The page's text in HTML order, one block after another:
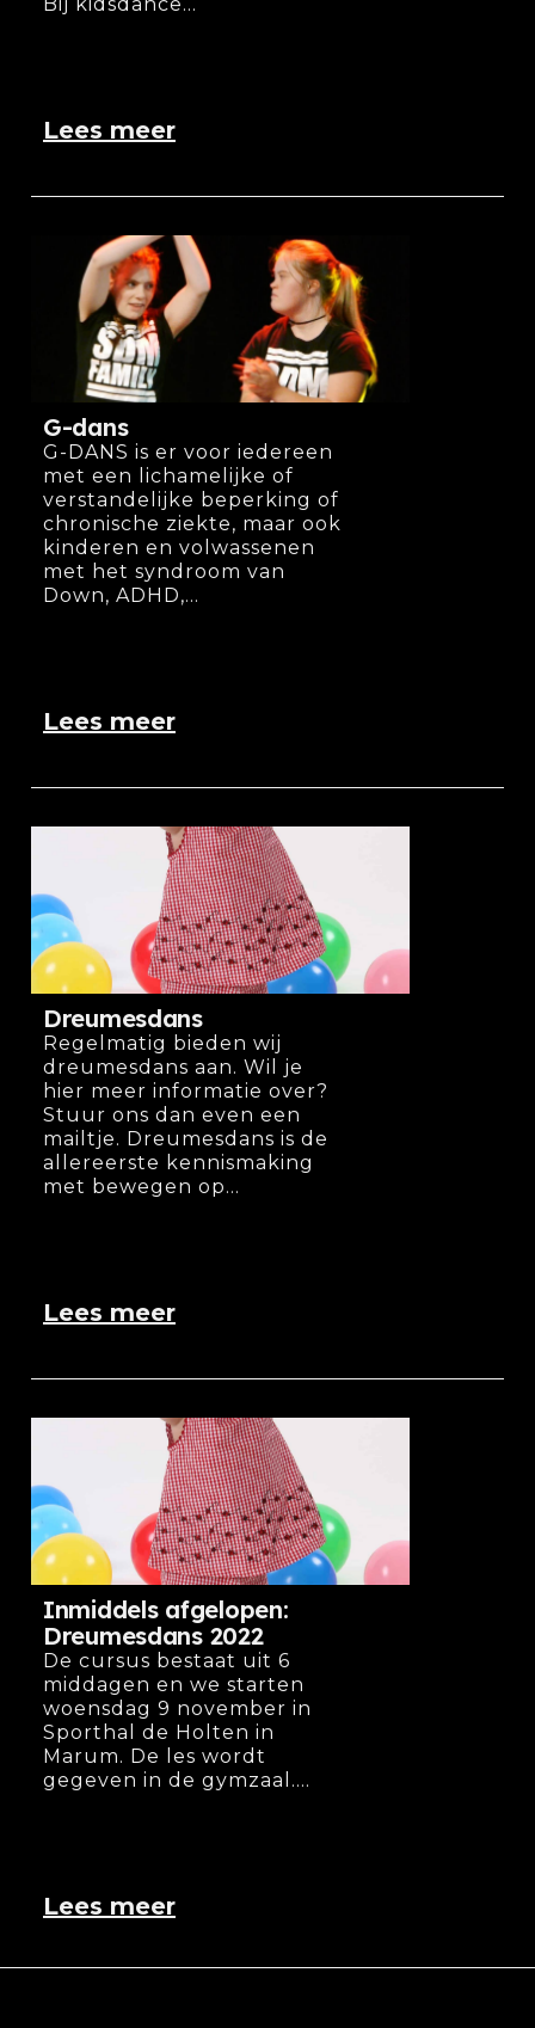
Lees meer
G-dans
G-DANS is er voor iedereen
met een lichamelijke of
verstandelijke beperking of
chronische ziekte, maar ook
kinderen en volwassenen
met het syndroom van
Down, ADHD,...
Lees meer
Dreumesdans
Regelmatig bieden wij
dreumesdans aan. Wil je
hier meer informatie over?
Stuur ons dan even een
mailtje. Dreumesdans is de
allereerste kennismaking
met bewegen op...
Lees meer
Inmiddels afgelopen:
Dreumesdans 2022
De cursus bestaat uit 6
middagen en we starten
woensdag 9 november in
Sporthal de Holten in
Marum. De les wordt
gegeven in de gymzaal....
Lees meer